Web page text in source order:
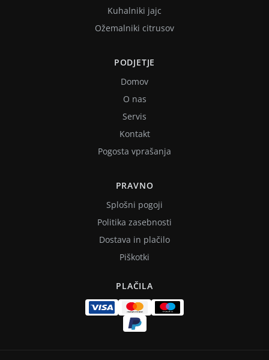
Kuhalniki jajc
Ožemalniki citrusov
PODJETJE
Domov
O nas
Servis
Kontakt
Pogosta vprašanja
PRAVNO
Splošni pogoji
Politika zasebnosti
Dostava in plačilo
Piškotki
PLAČILA